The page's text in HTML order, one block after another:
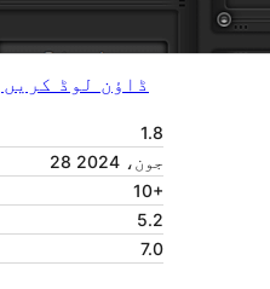
ڈاؤن لوڈ کریں
1.8
28 جون، 2024
10+
5.2
7.0